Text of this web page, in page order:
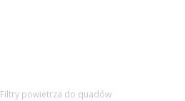
Filtry powietrza do quadów